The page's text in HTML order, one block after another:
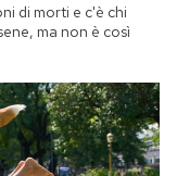
di morti e c'è chi
ma non è così